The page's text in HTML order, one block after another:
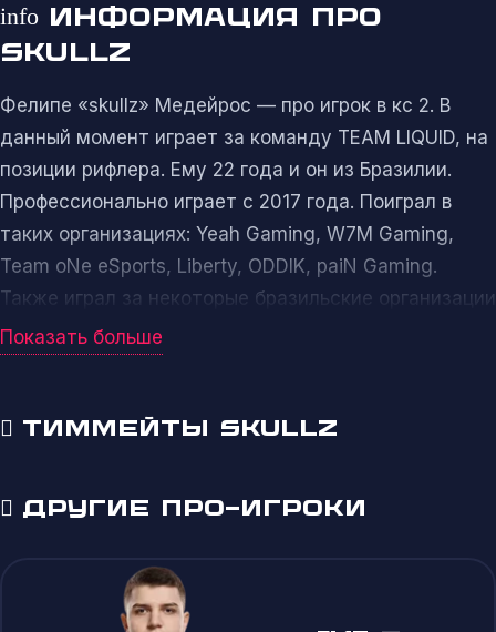
info ИНФОРМАЦИЯ ПРО
SKULLZ
Фелипе «skullz» Медейрос — про игрок в кс 2. В
данный момент играет за команду TEAM LIQUID, на
позиции рифлера. Ему 22 года и он из Бразилии.
Профессионально играет с 2017 года. Поиграл в
таких организациях: Yeah Gaming, W7M Gaming,
Team oNe eSports, Liberty, ODDIK, paiN Gaming.
Также играл за некоторые бразильские организации
в рамках квалификационных турниров
Challenger at DreamHack Melbourne 2022. В составе
SKULLZ:
Показать больше
ТИММЕЙТЫ SKULLZ
ДРУГИЕ ПРО-ИГРОКИ